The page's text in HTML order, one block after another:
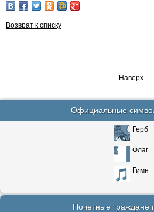
Возврат к списку
Наверх
Официальные
Герб
Флаг
Гимн
Почетные граждане